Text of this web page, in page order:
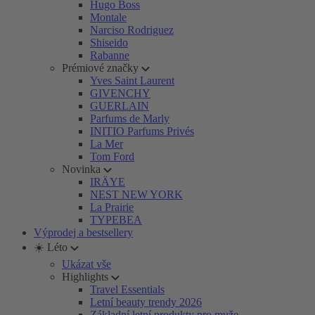
Hugo Boss
Montale
Narciso Rodriguez
Shiseido
Rabanne
Prémiové značky
Yves Saint Laurent
GIVENCHY
GUERLAIN
Parfums de Marly
INITIO Parfums Privés
La Mer
Tom Ford
Novinka
IRÄYE
NEST NEW YORK
La Prairie
TYPEBEA
Výprodej a bestsellery
☀️ Léto
Ukázat vše
Highlights
Travel Essentials
Letní beauty trendy 2026